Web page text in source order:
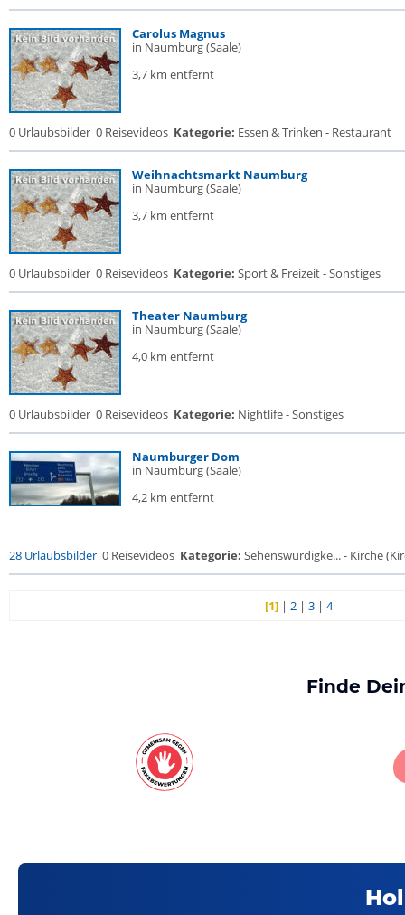
Carolus Magnus
in Naumburg (Saale)
3,7 km entfernt
0 Urlaubsbilder 0 Reisevideos Kategorie: Essen & Trinken - Restaurant
Weihnachtsmarkt Naumburg
in Naumburg (Saale)
3,7 km entfernt
0 Urlaubsbilder 0 Reisevideos Kategorie: Sport & Freizeit - Sonstiges
Theater Naumburg
in Naumburg (Saale)
4,0 km entfernt
0 Urlaubsbilder 0 Reisevideos Kategorie: Nightlife - Sonstiges
Naumburger Dom
in Naumburg (Saale)
4,2 km entfernt
28 Urlaubsbilder 0 Reisevideos Kategorie: Sehenswürdigke... - Kirche
[1] |2 |3 |4
Finde